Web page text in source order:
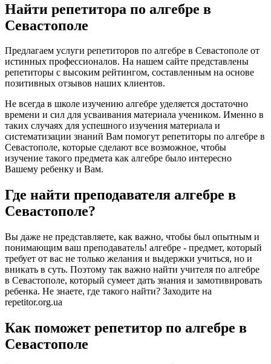
Найти репетитора по алгебре в
Севастополе
Предлагаем услуги репетиторов по алгебре в Севастополе от
истинных профессионалов. На нашем сайте представлены
репетиторы с высоким рейтингом, составленным на основе
позитивных отзывов наших клиентов.
Не всегда в школе изучению алгебре уделяется достаточно
времени и сил для усваивания материала учеником. Именно в
таких случаях для успешного изучения материала и
систематизации знаний Вам помогут репетиторы по алгебре в
Севастополе, которые сделают все возможное, чтобы
изучение такого предмета как алгебре было интересно
Вашему ребенку и Вам.
Где найти преподавателя алгебре в
Севастополе?
Вы даже не представляете, как важно, чтобы был опытным и
понимающим ваш преподаватель! алгебре - предмет, который
требует от вас не только желания и выдержки учиться, но и
вникать в суть. Поэтому так важно найти учителя по алгебре
в Севастополе, который сумеет дать знания и замотивировать
ребенка. Не знаете, где такого найти? Заходите на
repetitor.org.ua
Как поможет репетитор по алгебре в
Севастополе